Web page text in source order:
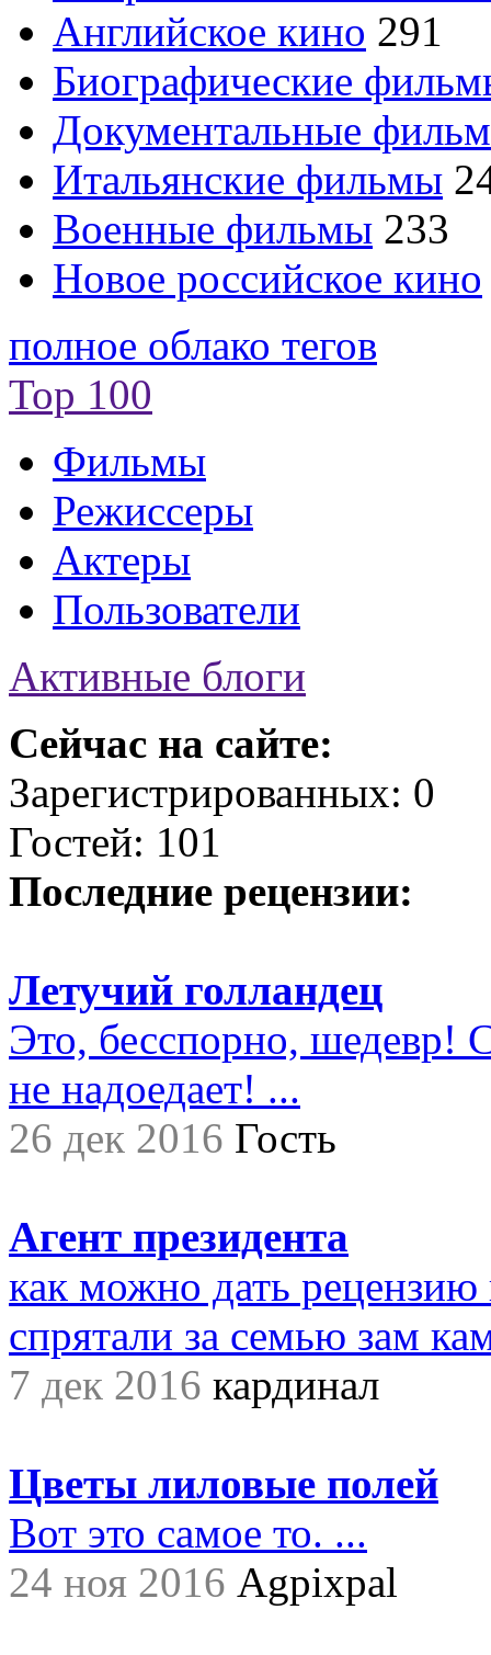
Английское кино 291
Биографические
Документальные
Итальянские фильмы
Военные фильмы 233
Новое российское кино
полное облако тегов
Top 100
Фильмы
Режиссеры
Актеры
Пользователи
Активные блоги
Сейчас на сайте:
Зарегистрированных: 0
Гостей: 101
Последние рецензии:
Летучий голландец
Это, бесспорно, шедевр!
не надоедает! ...
26 дек 2016 Гость
Агент президента
как можно дать
спрятали за семью зам
7 дек 2016 кардинал
Цветы лиловые полей
Вот это самое то. ...
24 ноя 2016 Agpixpal